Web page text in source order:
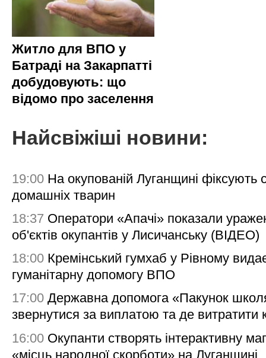
Житло для ВПО у
Батраді на Закарпатті
добудовують: що
відомо про заселення
Найсвіжіші новини:
19:00 На окупованій Луганщині фіксують
домашніх тварин
18:37 Оператори «Апачі» показали
об'єктів окупантів у Лисичанську (ВІДЕО)
18:00 Кремінський гумхаб у Рівному
гуманітарну допомогу ВПО
17:00 Державна допомога «Пакунок
звернутися за виплатою та де витратити
16:00 Окупанти створять інтерактивну
«місць народної скорботи» на Луганщині